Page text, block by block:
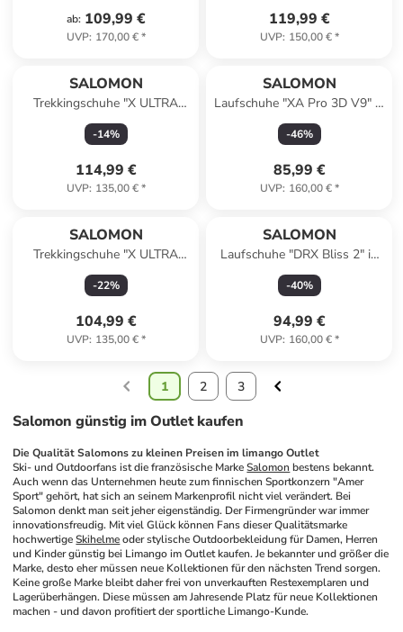
ab: 109,99 €
UVP: 170,00 €*
119,99 €
UVP: 150,00 €*
SALOMON
Trekkingschuhe "X ULTRA
360" in Grau
-14%
114,99 €
UVP: 135,00 €*
SALOMON
Laufschuhe "XA Pro 3D V9" in
Beige
-46%
85,99 €
UVP: 160,00 €*
SALOMON
Trekkingschuhe "X ULTRA
360" in Grau
-22%
104,99 €
UVP: 135,00 €*
SALOMON
Laufschuhe "DRX Bliss 2" in
Limette/ Hellblau
-40%
94,99 €
UVP: 160,00 €*
1 2 3
Salomon günstig im Outlet kaufen
Die Qualität Salomons zu kleinen Preisen im limango Outlet
Ski- und Outdoorfans ist die französische Marke Salomon bestens bekannt.
Auch wenn das Unternehmen heute zum finnischen Sportkonzern "Amer
Sport" gehört, hat sich an seinem Markenprofil nicht viel verändert. Bei
Salomon denkt man seit jeher eigenständig. Der Firmengründer war immer
innovationsfreudig. Mit viel Glück können Fans dieser Qualitätsmarke
hochwertige Skihelme oder stylische Outdoorbekleidung für Damen, Herren
und Kinder günstig bei Limango im Outlet kaufen. Je bekannter und größer die
Marke, desto eher müssen neue Kollektionen für den nächsten Trend sorgen.
Keine große Marke bleibt daher frei von unverkauften Restexemplaren und
Lagerüberhängen. Diese müssen am Jahresende Platz für neue Kollektionen
machen - und davon profitiert der sportliche Limango-Kunde.